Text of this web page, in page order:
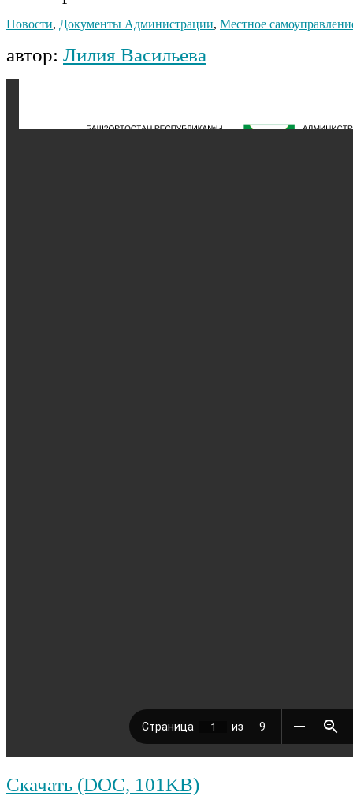
Новости, Документы Администрации, Местное
автор: Лилия Васильева
Скачать (DOC, 101KB)